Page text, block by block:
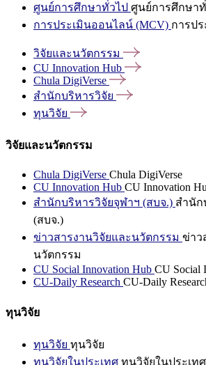
ศูนย์การศึกษาทั่วไป ศูนย์การศึกษา
การประเมินออนไลน์ (MCV) การป
วิจัยและนวัตกรรม
CU Innovation Hub
Chula DigiVerse
สำนักบริหารวิจัย
ทุนวิจัย
วิจัยและนวัตกรรม
Chula DigiVerse Chula DigiVerse
CU Innovation Hub CU Innovation
สำนักบริหารวิจัยจุฬาฯ (สบจ.) สำนัก
(สบจ.)
ข่าวสารงานวิจัยและนวัตกรรม ข่าว
นวัตกรรม
CU Social Innovation Hub CU Social
CU-Daily Research CU-Daily
ทุนวิจัย
ทุนวิจัย ทุนวิจัย
ทุนวิจัยในประเทศ ทุนวิจัยในประเทศ